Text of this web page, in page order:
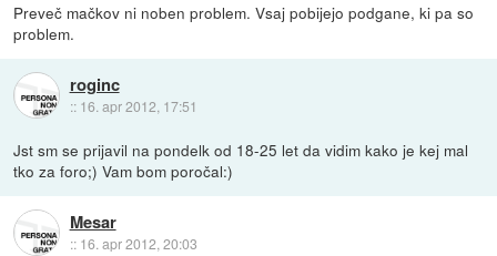
Preveč mačkov ni noben problem. Vsaj pobijejo podgane, ki pa so
problem.
roginc
:: 16. apr 2012, 17:51
Jst sm se prijavil na pondelk od 18-25 let da vidim kako je kej mal
tko za foro;) Vam bom poročal:)
Mesar
:: 16. apr 2012, 20:03